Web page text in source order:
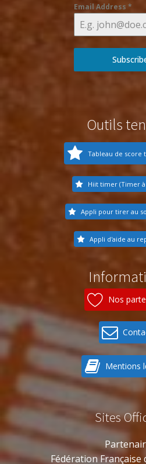
Email Address *
Outils
Tableau de score
Hiit timer (Timer
Appli pour tirer au
Appli d'aide au
Nos
Mentions
Sites
Fédération Française